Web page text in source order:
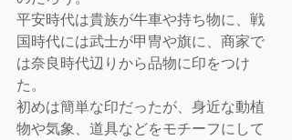
平安時代は貴族が牛車や持ち物に、戦
国時代には武士が甲冑や旗に、商家で
は奈良時代辺りから品物に印をつけ
た。
初めは簡単な印だったが、身近な動植
物や気象、道具などをモチーフにして